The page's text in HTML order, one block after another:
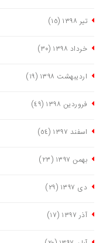
تیر ١٣٩٨ (١٥)
خرداد ١٣٩٨ (٣٠)
اردیبهشت ١٣٩٨ (١٩)
فروردین ١٣٩٨ (٤٩)
اسفند ١٣٩٧ (٥٤)
بهمن ١٣٩٧ (٢٣)
دی ١٣٩٧ (٢٩)
آذر ١٣٩٧ (١٧)